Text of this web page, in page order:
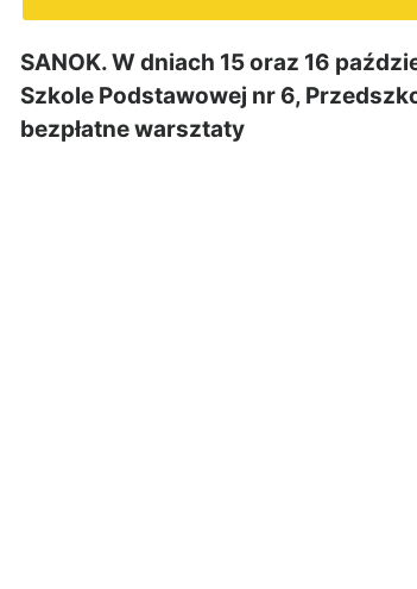
SANOK. W dniach 15 oraz 16
Szkole Podstawowej nr 6,
bezpłatne warsztaty